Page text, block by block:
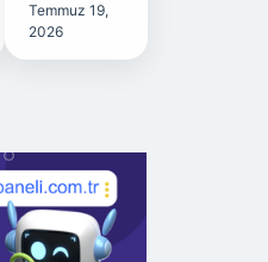
Temmuz 19,
2026